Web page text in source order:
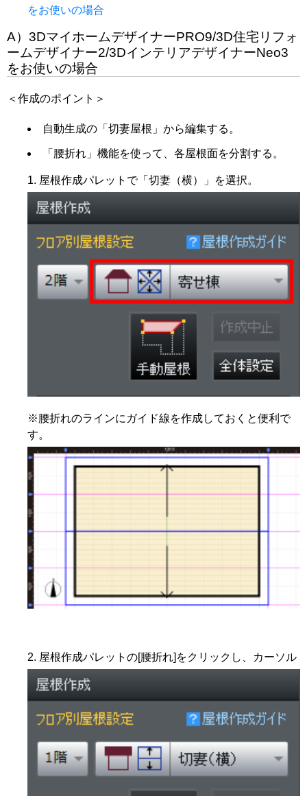
をお使いの場合
A）3DマイホームデザイナーPRO9/3D住宅リフォ
ームデザイナー2/3DインテリアデザイナーNeo3
をお使いの場合
＜作成のポイント＞
自動生成の「切妻屋根」から編集する。
「腰折れ」機能を使って、各屋根面を分割する。
屋根作成パレットで「切妻（横）」を選択。
※腰折れのラインにガイド線を作成しておくと便利で
す。
屋根作成パレットの[腰折れ]をクリックし、カーソル